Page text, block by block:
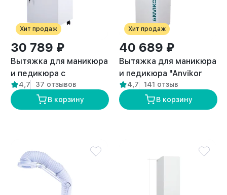
Хит продаж
30 789 ₽
Вытяжка для маникюра
и педикюра с
подсветкой стандарт
“ANVIKOR VC-AIR-1”
4,7
37 отзывов
В корзину
Хит продаж
40 689 ₽
Вытяжка для маникюра
и педикюра "Anvikor
DUO"
4,7
141 отзыв
В корзину